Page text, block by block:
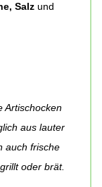
Salz und
Artischocken
aus lauter
auch frische
oder brät.